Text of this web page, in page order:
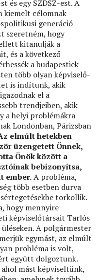
és egy SZDSZ-est. A
kiemelt célomnak
generáció
szeretném, hogy
kitanulják a
és a következő
a budapestiek
több olyan képviselő-
is indítunk, akik
el a
trendjeiben, akik
a helyi problémákra
Londonban, Párizsban
elmúlt hetekben
üzengetett Önnek,
Önök között a
bebizonyítsa,
ember.A probléma,
több esetben durva
torkollik.
hogy mennyire
képviselőtársait Tarlós
A polgármester
egymást, az elmúlt
probléma is volt,
együtt dolgoztunk.
mást képviseltünk,